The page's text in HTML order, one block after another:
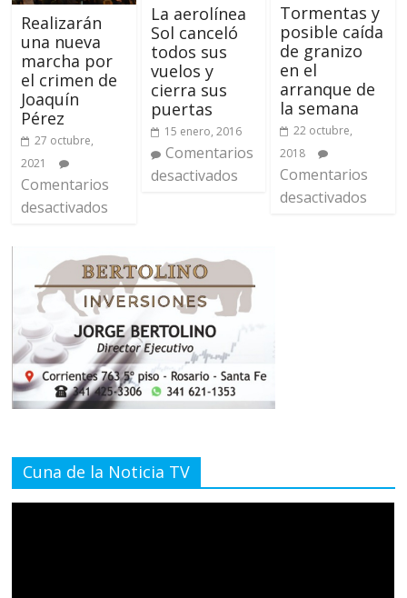
Realizarán
una nueva
marcha por
el crimen de
Joaquín
Pérez
27 octubre,
2021
Comentarios
desactivados
La aerolínea
Sol canceló
todos sus
vuelos y
cierra sus
puertas
15 enero, 2016
Comentarios
desactivados
Tormentas y
posible caída
de granizo
en el
arranque de
la semana
22 octubre,
2018
Comentarios
desactivados
Cuna de la Noticia TV